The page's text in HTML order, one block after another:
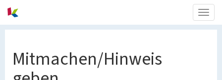
Mitmachen/Hinweis